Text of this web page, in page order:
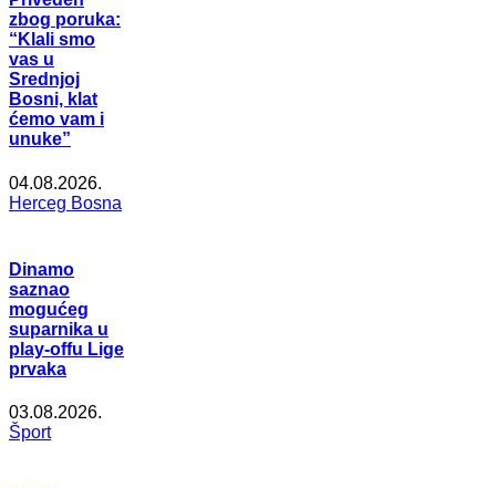
zbog poruka:
“Klali smo
vas u
Srednjoj
Bosni, klat
ćemo vam i
unuke”
04.08.2026.
Herceg Bosna
Dinamo
saznao
mogućeg
suparnika u
play-offu Lige
prvaka
03.08.2026.
Šport